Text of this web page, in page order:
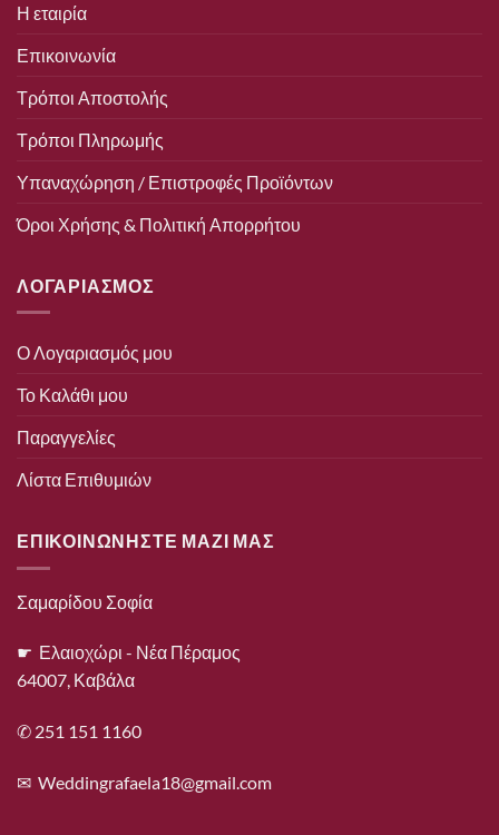
Η εταιρία
Επικοινωνία
Τρόποι Αποστολής
Τρόποι Πληρωμής
Υπαναχώρηση / Επιστροφές Προϊόντων
Όροι Χρήσης & Πολιτική Απορρήτου
ΛΟΓΑΡΙΑΣΜΟΣ
Ο Λογαριασμός μου
Το Καλάθι μου
Παραγγελίες
Λίστα Επιθυμιών
ΕΠΙΚΟΙΝΩΝΗΣΤΕ ΜΑΖΙ ΜΑΣ
Σαμαρίδου Σοφία
☛ Ελαιοχώρι - Νέα Πέραμος
64007, Καβάλα
✆ 251 151 1160
✉ Weddingrafaela18@gmail.com